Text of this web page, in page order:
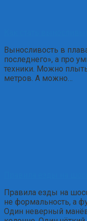
Выносливость в
последнего», а про
техники. Можно
метров. А можно…
Правила езды на
не формальность, а
Один неверный